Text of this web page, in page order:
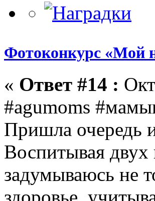
Фотоконкурс «Мой
« Ответ #14 :
#agumoms
Пришла очередь
Воспитывая двух
задумываюсь не
здоровье,